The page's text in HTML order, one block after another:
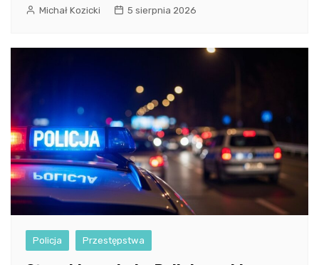
Michał Kozicki 5 sierpnia 2026
Policja Przestępstwa